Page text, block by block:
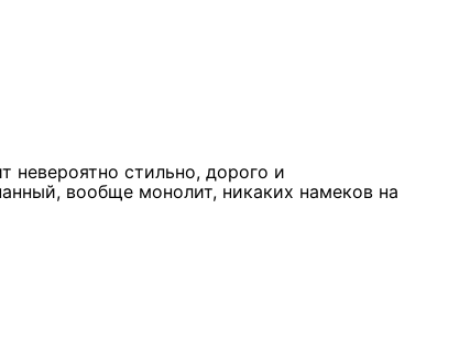
невероятно стильно, дорого и
вообще монолит, никаких намеков на